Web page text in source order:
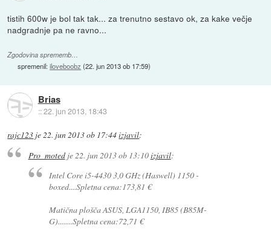
tistih 600w je bol tak tak... za trenutno sestavo ok, za kake večje
nadgradnje pa ne ravno...
Zgodovina sprememb…
spremenil:iloveboobz (22. jun 2013 ob 17:59)
Brias
::22. jun 2013, 18:43
rajc123 je22. jun 2013 ob 17:44izjavil:
Pro_motedje22. jun 2013 ob 13:10izjavil:
Intel Core i5-4430 3,0 GHz (Haswell) 1150 -
boxed....Spletna cena:173,81 €
Matična plošča ASUS, LGA1150, IB85 (B85M-
G)........Spletna cena:72,71 €